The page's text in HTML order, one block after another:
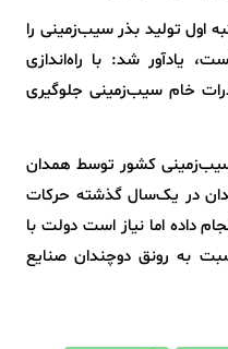
اول تولید بذر سیب‌زمینی را
یادآور شد: با راه‌اندازی
خام سیب‌زمینی جلوگیری
۶۰ درصد بذر سیب‌زمینی کشور توسط همدان
در یک‌سال گذشته حرکات
داده اما نیاز است دولت با
به رونق دوچندان صنایع